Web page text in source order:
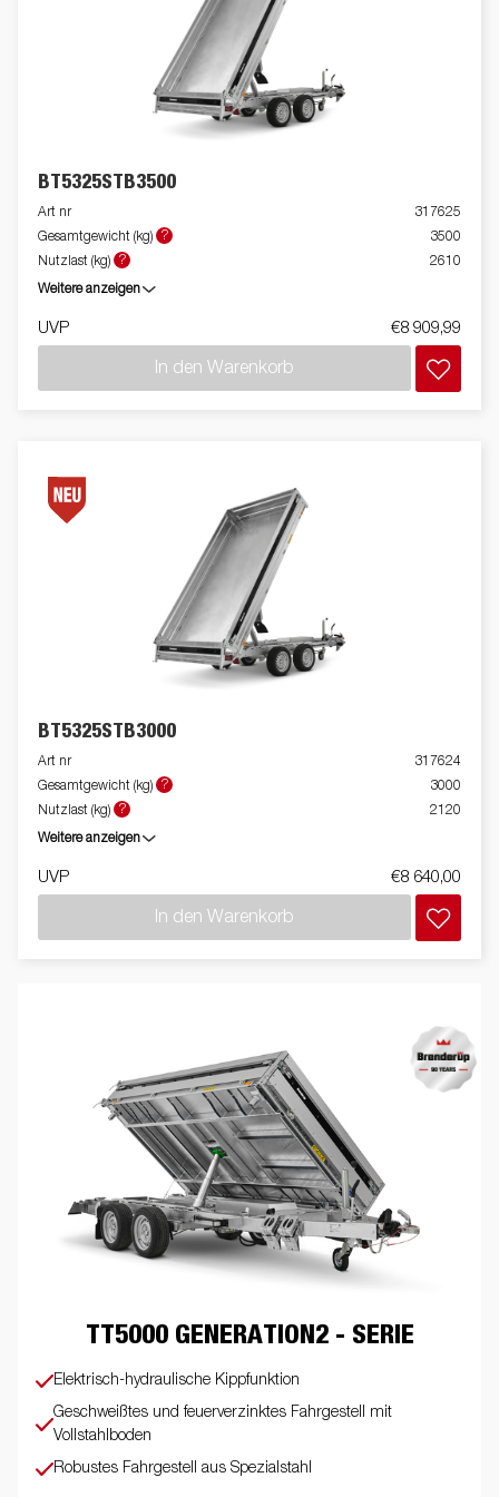
Serie lässt sich mit einer großen Auswahl an Zubehör
individuell anpassen. Die Abbildungen dienen nur zur
Veranschaulichung und können optionale Ausstattung zeigen.
BT5325STB3500
Art nr
317625
Gesamtgewicht (kg)
?
3500
Nutzlast (kg)
? 2610
Weitere anzeigen
UVP €8 909,99
In den Warenkorb
BT5325STB3000
Art nr
317624
Gesamtgewicht (kg)
?
3000
Nutzlast (kg)
? 2120
Weitere anzeigen
UVP €8 640,00
In den Warenkorb
TT5000 GENERATION2 - SERIE
Elektrisch-hydraulische Kippfunktion
Geschweißtes und feuerverzinktes Fahrgestell mit
Vollstahlboden
Robustes Fahrgestell aus Spezialstahl